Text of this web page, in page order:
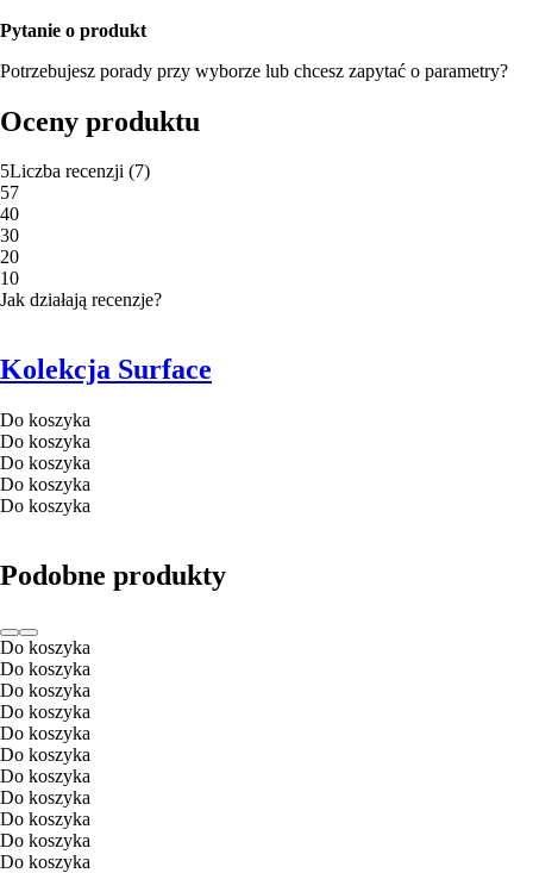
Pytanie o produkt
Potrzebujesz porady przy wyborze lub chcesz zapytać o parametry?
Oceny produktu
5Liczba recenzji (7)
57
40
30
20
10
Jak działają recenzje?
Kolekcja Surface
Do koszyka
Do koszyka
Do koszyka
Do koszyka
Do koszyka
Podobne produkty
Do koszyka
Do koszyka
Do koszyka
Do koszyka
Do koszyka
Do koszyka
Do koszyka
Do koszyka
Do koszyka
Do koszyka
Do koszyka